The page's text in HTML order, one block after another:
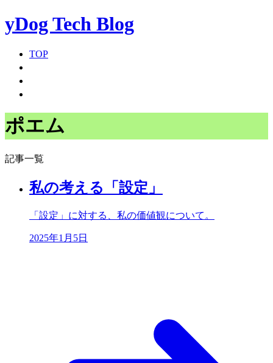
yDog Tech Blog
TOP
ポエム
記事一覧
私の考える「設定」
「設定」に対する、私の価値観について。
2025年1月5日